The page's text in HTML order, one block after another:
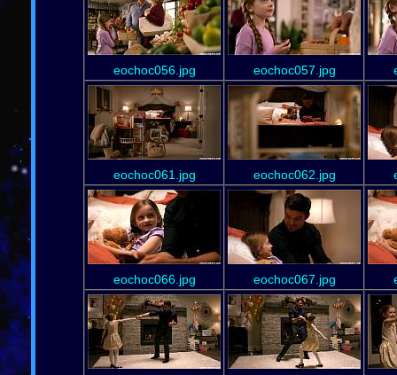
eochoc056.jpg eochoc057.jpg
eochoc061.jpg eochoc062.jpg
eochoc066.jpg eochoc067.jpg